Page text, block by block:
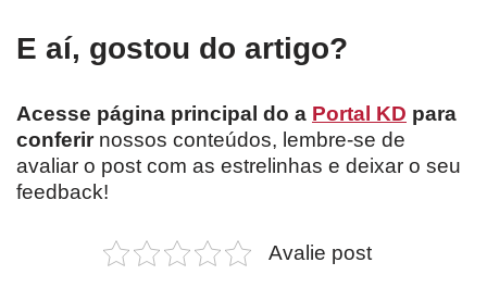
E aí, gostou do artigo?
Acesse página principal do a Portal KD para
conferirnossos conteúdos, lembre-se de
avaliar o post com as estrelinhas e deixar o seu
feedback!
Avalie post